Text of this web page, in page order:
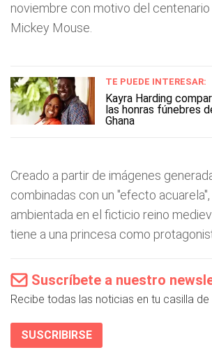
noviembre con motivo del
Mickey Mouse.
TE PUEDE INTERESAR:
Kayra Harding
las honras fúnebres
Ghana
Creado a partir de imágenes
combinadas con un "efecto
ambientada en el ficticio reino
tiene a una princesa como
Suscríbete a nuestro
Recibe todas las noticias en tu casilla de
SUSCRIBIRSE